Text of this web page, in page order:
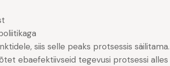
siis selle peaks protsessis säilitama.
ebaefektiivseid tegevusi protsessi alles